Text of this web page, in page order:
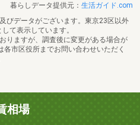
暮らしデータ提供元： 生活ガイド.com
びデータがございます。東京23区以外
て表示しています。
りますが、調査後に変更がある場合が
市区役所までお問い合わせいただく
相場